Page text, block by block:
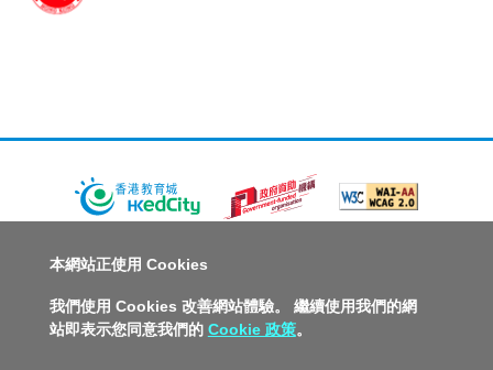
人才招募
聯絡我們
私隱政策聲明 服務條款
版權及知識產權政策
本網站正使用 Cookies
我們使用 Cookies 改善網站體驗。 繼續使用我們的網
站即表示您同意我們的 Cookie 政策。